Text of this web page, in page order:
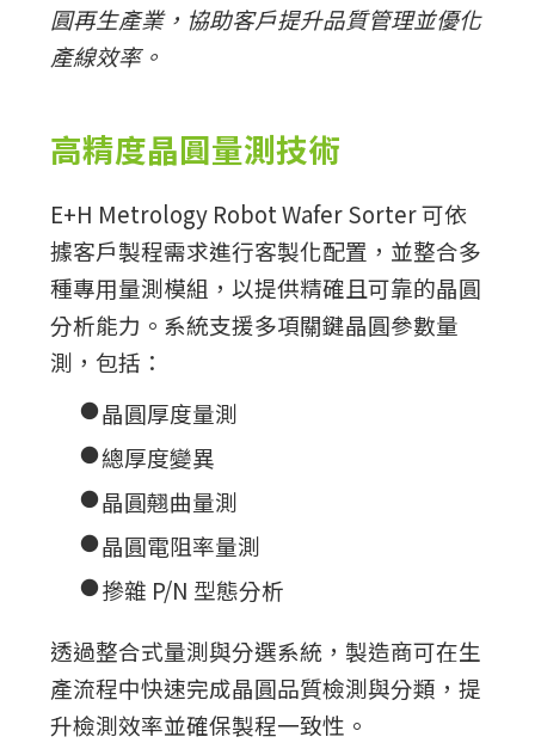
圓再生產業，協助客戶提升品質管理並優化
產線效率。
高精度晶圓量測技術
E+H Metrology Robot Wafer Sorter 可依
據客戶製程需求進行客製化配置，並整合多
種專用量測模組，以提供精確且可靠的晶圓
分析能力。系統支援多項關鍵晶圓參數量
測，包括：
●晶圓厚度量測
●總厚度變異
●晶圓翹曲量測
●晶圓電阻率量測
●摻雜 P/N 型態分析
透過整合式量測與分選系統，製造商可在生
產流程中快速完成晶圓品質檢測與分類，提
升檢測效率並確保製程一致性。